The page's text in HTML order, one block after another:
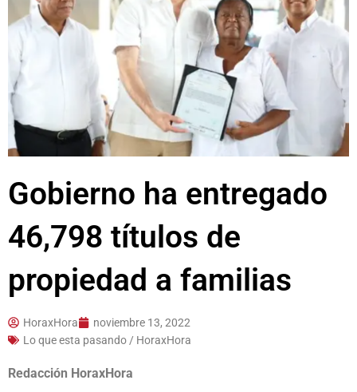
Gobierno ha entregado
46,798 títulos de
propiedad a familias
HoraxHora
noviembre 13, 2022
Lo que esta pasando / HoraxHora
Redacción HoraxHora